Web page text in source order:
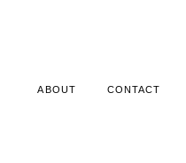
ABOUT CONTACT